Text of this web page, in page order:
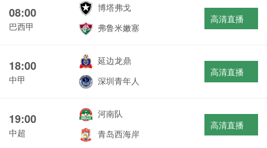
08:00
巴西甲
博塔弗戈
弗鲁米嫩塞
高清直播
18:00
中甲
延边龙鼎
深圳青年人
高清直播
19:00
中超
河南队
青岛西海岸
高清直播